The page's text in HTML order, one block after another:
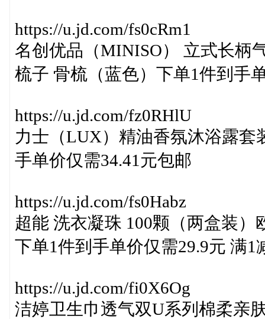
https://u.jd.com/fs0cRm1
名创优品（MINISO） 立式长柄
梳子 骨梳（蓝色）下单1件到手
https://u.jd.com/fz0RHlU
力士（LUX）精油香氛沐浴露套
手单价仅需34.41元包邮
https://u.jd.com/fs0Habz
超能 洗衣凝珠 100颗（两盒装
下单1件到手单价仅需29.9元 满1
https://u.jd.com/fi0X6Og
洁婷卫生巾透气双U系列棉柔亲